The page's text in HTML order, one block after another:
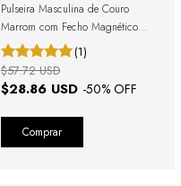
Pulseira Masculina de Couro
Marrom com Fecho Magnético
Prata
(1)
$28.86 USD -50% OFF
$57.72 USD
Comprar